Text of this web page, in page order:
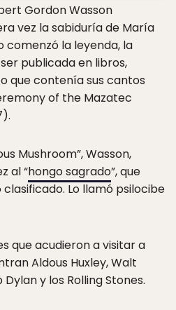
Gordon Wasson
vez la sabiduría de María
comenzó la leyenda, la
publicada en libros,
que contenía sus cantos
of the Mazatec
Mushroom”, Wasson,
al “hongo sagrado”, que
Lo llamó psilocibe
que acudieron a visitar a
Aldous Huxley, Walt
Dylan y los Rolling Stones.